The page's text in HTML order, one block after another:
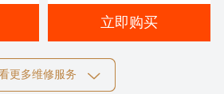
立即购买
膜清洗
更多维修服务